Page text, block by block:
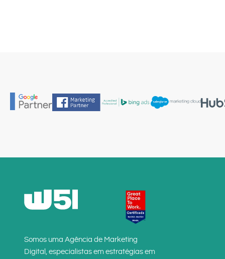
Somos uma Agência de Marketing
Digital, especialistas em estratégias em